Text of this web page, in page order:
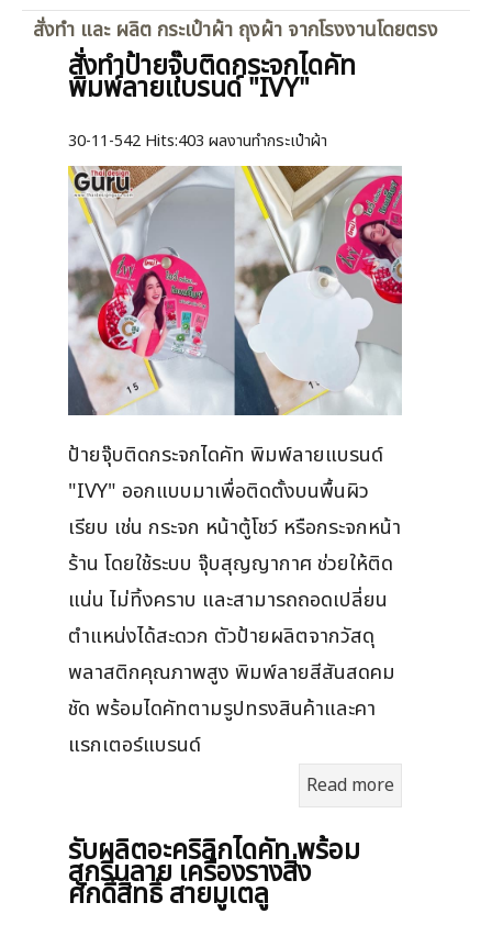
สั่งทำ และ ผลิต กระเป๋าผ้า ถุงผ้า จากโรงงานโดยตรง
สั่งทำป้ายจุ๊บติดกระจกไดคัท
พิมพ์ลายแบรนด์ "IVY"
30-11-542 Hits:403 ผลงานทำกระเป๋าผ้า
ป้ายจุ๊บติดกระจกไดคัท พิมพ์ลายแบรนด์
"IVY" ออกแบบมาเพื่อติดตั้งบนพื้นผิว
เรียบ เช่น กระจก หน้าตู้โชว์ หรือกระจกหน้า
ร้าน โดยใช้ระบบ จุ๊บสุญญากาศ ช่วยให้ติด
แน่น ไม่ทิ้งคราบ และสามารถถอดเปลี่ยน
ตำแหน่งได้สะดวก ตัวป้ายผลิตจากวัสดุ
พลาสติกคุณภาพสูง พิมพ์ลายสีสันสดคม
ชัด พร้อมไดคัทตามรูปทรงสินค้าและคา
แรกเตอร์แบรนด์
Read more
รับผลิตอะคริลิกไดคัท พร้อม
สกรีนลาย เครื่องรางสิ่ง
ศักดิ์สิทธิ์ สายมูเตลู